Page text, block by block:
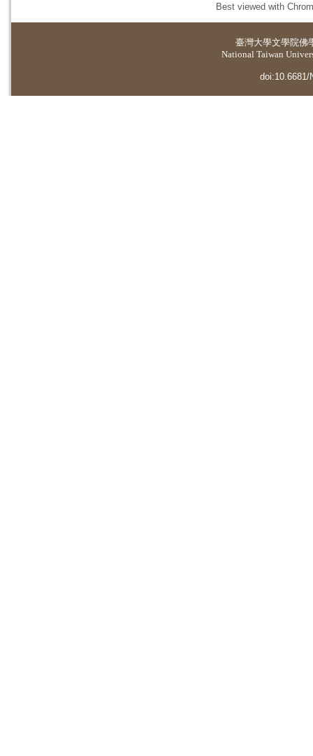
Best viewed with
臺灣大學文學院佛
National Taiwan
doi:10.6681/